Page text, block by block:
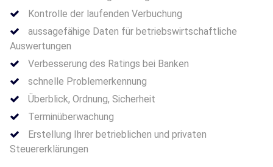
Kontrolle der laufenden Verbuchung
aussagefähige Daten für betriebswirtschaftliche
Auswertungen
Verbesserung des Ratings bei Banken
schnelle Problemerkennung
Überblick, Ordnung, Sicherheit
Terminüberwachung
Erstellung Ihrer betrieblichen und privaten
Steuererklärungen